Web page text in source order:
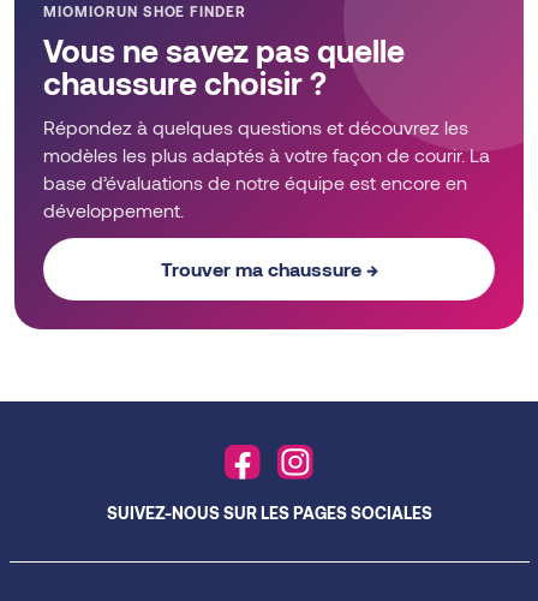
MIOMIORUN SHOE FINDER
Vous ne savez pas quelle
chaussure choisir ?
Répondez à quelques questions et découvrez les
modèles les plus adaptés à votre façon de courir. La
base d’évaluations de notre équipe est encore en
développement.
Trouver ma chaussure →
SUIVEZ-NOUS SUR LES PAGES SOCIALES